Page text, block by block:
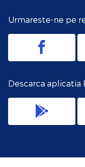
Urmareste-ne pe
Descarca aplicatia